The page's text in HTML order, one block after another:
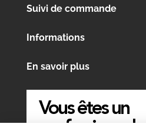
Suivi de commande
Informations
En savoir plus
Vous êtes un